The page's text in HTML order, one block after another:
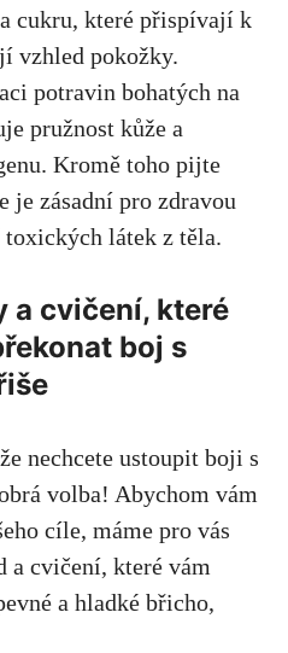
cukru, které přispívají k
vzhled pokožky.
potravin bohatých na
pružnost kůže a
Kromě toho pijte
je zásadní pro zdravou
látek z těla.
a cvičení, které
boj s
nechcete ustoupit boji s
volba! Abychom vám
cíle, máme pro vás
cvičení, které vám
a hladké břicho,